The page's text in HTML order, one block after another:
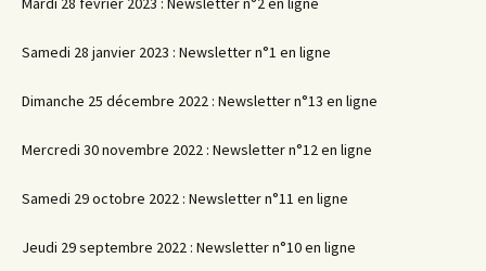
Samedi 28 janvier 2023 : Newsletter n°1 en ligne
Dimanche 25 décembre 2022 : Newsletter n°13 en ligne
Mercredi 30 novembre 2022 : Newsletter n°12 en ligne
Samedi 29 octobre 2022 : Newsletter n°11 en ligne
Jeudi 29 septembre 2022 : Newsletter n°10 en ligne